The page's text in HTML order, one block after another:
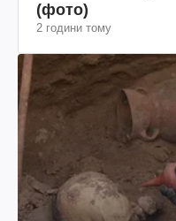
(фото)
2 години тому